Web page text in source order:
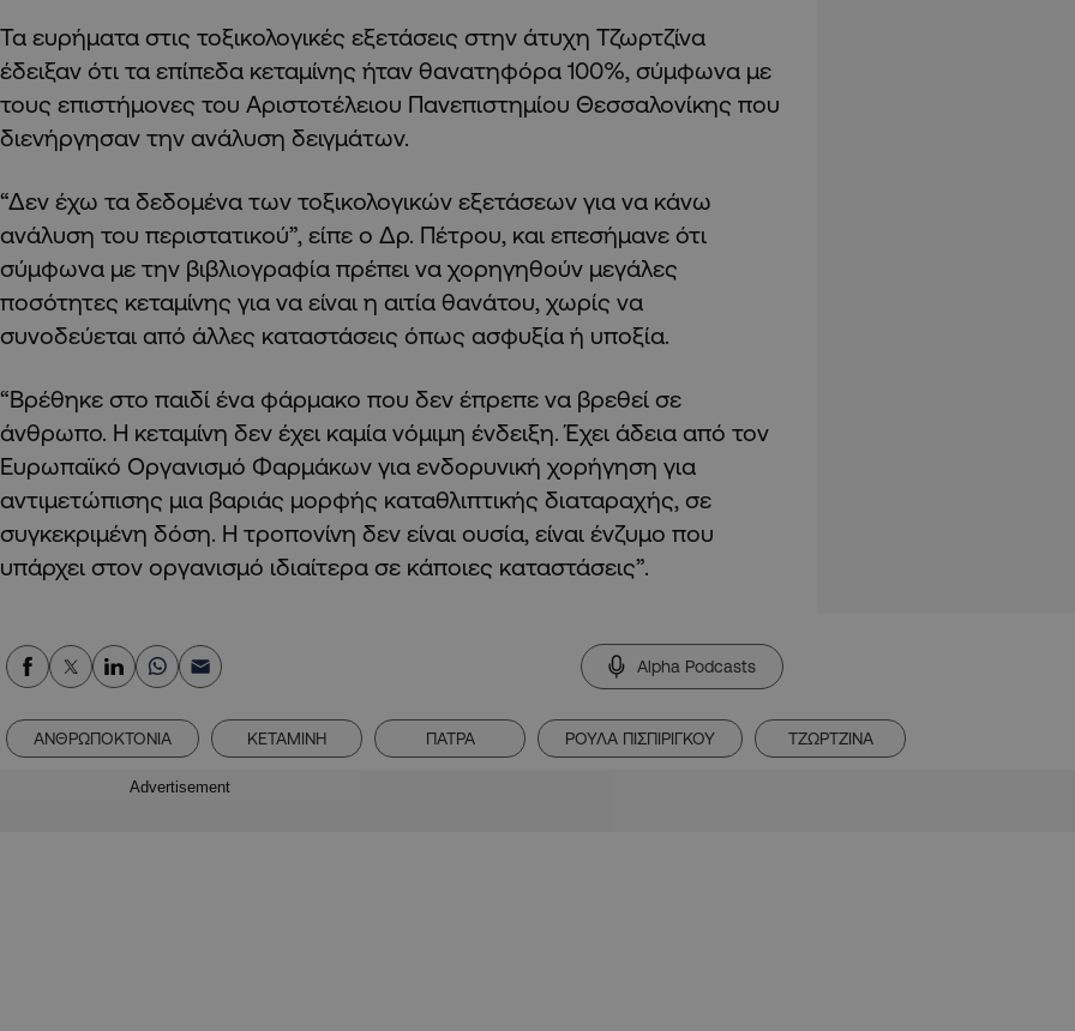
Τα ευρήματα στις τοξικολογικές εξετάσεις στην άτυχη Τζωρτζίνα
έδειξαν ότι τα επίπεδα κεταμίνης ήταν θανατηφόρα 100%, σύμφωνα με
τους επιστήμονες του Αριστοτέλειου Πανεπιστημίου Θεσσαλονίκης που
διενήργησαν την ανάλυση δειγμάτων.
“Δεν έχω τα δεδομένα των τοξικολογικών εξετάσεων για να κάνω
ανάλυση του περιστατικού”, είπε ο Δρ. Πέτρου, και επεσήμανε ότι
σύμφωνα με την βιβλιογραφία πρέπει να χορηγηθούν μεγάλες
ποσότητες κεταμίνης για να είναι η αιτία θανάτου, χωρίς να
συνοδεύεται από άλλες καταστάσεις όπως ασφυξία ή υποξία.
“Βρέθηκε στο παιδί ένα φάρμακο που δεν έπρεπε να βρεθεί σε
άνθρωπο. Η κεταμίνη δεν έχει καμία νόμιμη ένδειξη. Έχει άδεια από τον
Ευρωπαϊκό Οργανισμό Φαρμάκων για ενδορυνική χορήγηση για
αντιμετώπισης μια βαριάς μορφής καταθλιπτικής διαταραχής, σε
συγκεκριμένη δόση. Η τροπονίνη δεν είναι ουσία, είναι ένζυμο που
υπάρχει στον οργανισμό ιδιαίτερα σε κάποιες καταστάσεις”.
Alpha Podcasts
ΑΝΘΡΩΠΟΚΤΟΝΙΑ ΚΕΤΑΜΙΝΗ ΠΑΤΡΑ ΡΟΥΛΑ ΠΙΣΠΙΡΙΓΚΟΥ ΤΖΩΡΤΖΙΝΑ
Advertisement